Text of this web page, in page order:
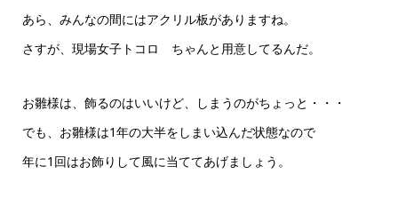
あら、みんなの間にはアクリル板がありますね。
さすが、現場女子トコロ ちゃんと用意してるんだ。
お雛様は、飾るのはいいけど、しまうのがちょっと・・・
でも、お雛様は1年の大半をしまい込んだ状態なので
年に1回はお飾りして風に当ててあげましょう。